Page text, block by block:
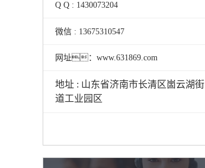
Q Q : 1430073204
微信 : 13675310547
网址：www.631869.com
地址 : 山东省济南市长清区崮云湖街
道工业园区